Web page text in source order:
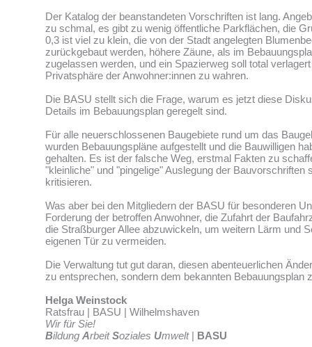
Der Katalog der beanstandeten Vorschriften ist lang.
zu schmal, es gibt zu wenig öffentliche Parkflächen, die
0,3 ist viel zu klein, die von der Stadt angelegten
zurückgebaut werden, höhere Zäune, als im
zugelassen werden, und ein Spazierweg soll total
Privatsphäre der Anwohner:innen zu wahren.
Die BASU stellt sich die Frage, warum es jetzt diese
Details im Bebauungsplan geregelt sind.
Für alle neuerschlossenen Baugebiete rund um das
wurden Bebauungspläne aufgestellt und die Bauwilligen
gehalten. Es ist der falsche Weg, erstmal Fakten zu
"kleinliche" und "pingelige" Auslegung der Bauvorschriften
kritisieren.
Was aber bei den Mitgliedern der BASU für besonderen
Forderung der betroffen Anwohner, die Zufahrt der
die Straßburger Allee abzuwickeln, um weitern Lärm und
eigenen Tür zu vermeiden.
Die Verwaltung tut gut daran, diesen abenteuerlichen
zu entsprechen, sondern dem bekannten Bebauungsplan
Helga Weinstock
Ratsfrau | BASU | Wilhelmshaven
Wir für Sie!
Bildung ArbeitSoziales Umwelt | BASU